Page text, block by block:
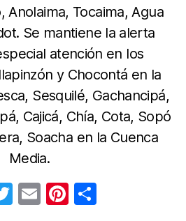
Anolaima, Tocaima, Agua
Se mantiene la alerta
atención en los
y Chocontá en la
Sesquilé, Gachancipá,
Cajicá, Chía, Cota, Sopó
Soacha en la Cuenca
Media.
T E Pi